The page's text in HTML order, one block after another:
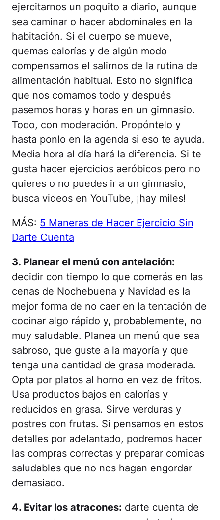
ejercitarnos un poquito a diario, aunque
sea caminar o hacer abdominales en la
habitación. Si el cuerpo se mueve,
quemas calorías y de algún modo
compensamos el salirnos de la rutina de
alimentación habitual. Esto no significa
que nos comamos todo y después
pasemos horas y horas en un gimnasio.
Todo, con moderación. Propóntelo y
hasta ponlo en la agenda si eso te ayuda.
Media hora al día hará la diferencia. Si te
gusta hacer ejercicios aeróbicos pero no
quieres o no puedes ir a un gimnasio,
busca videos en YouTube, ¡hay miles!
MÁS: 5 Maneras de Hacer Ejercicio Sin
Darte Cuenta
3. Planear el menú con antelación:
decidir con tiempo lo que comerás en las
cenas de Nochebuena y Navidad es la
mejor forma de no caer en la tentación de
cocinar algo rápido y, probablemente, no
muy saludable. Planea un menú que sea
sabroso, que guste a la mayoría y que
tenga una cantidad de grasa moderada.
Opta por platos al horno en vez de fritos.
Usa productos bajos en calorías y
reducidos en grasa. Sirve verduras y
postres con frutas. Si pensamos en estos
detalles por adelantado, podremos hacer
las compras correctas y preparar comidas
saludables que no nos hagan engordar
demasiado.
4. Evitar los atracones: darte cuenta de